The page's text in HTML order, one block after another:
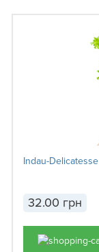
Indau-Delicatesse
32.00 грн